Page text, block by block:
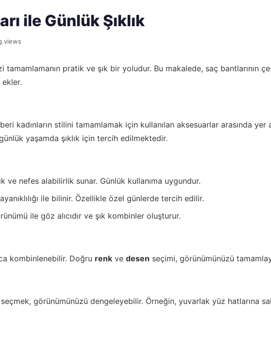
ile Günlük Şıklık
tamamlamanın pratik ve şık bir yoludur. Bu makalede, saç bantlarının
kadınların stilini tamamlamak için kullanılan aksesuarlar arasında
yaşamda şıklık için tercih edilmektedir.
ve nefes alabilirlik sunar. Günlük kullanıma uygundur.
ile bilinir. Özellikle özel günlerde tercih edilir.
ile göz alıcıdır ve şık kombinler oluşturur.
kombinlenebilir. Doğru renk ve desen seçimi, görünümünüzü
görünümünüzü dengeleyebilir. Örneğin, yuvarlak yüz